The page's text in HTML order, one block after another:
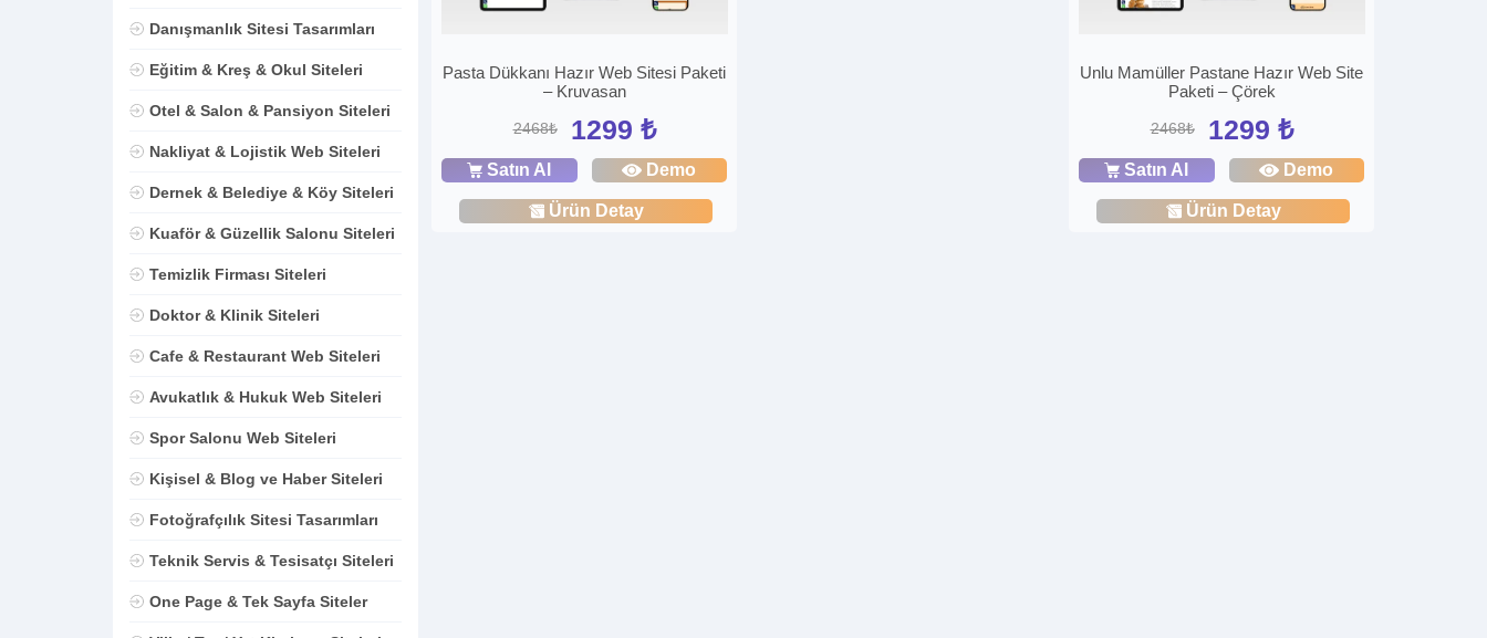
Danışmanlık Sitesi Tasarımları
Eğitim & Kreş & Okul Siteleri
Otel & Salon & Pansiyon Siteleri
Nakliyat & Lojistik Web Siteleri
Dernek & Belediye & Köy Siteleri
Kuaför & Güzellik Salonu Siteleri
Temizlik Firması Siteleri
Doktor & Klinik Siteleri
Cafe & Restaurant Web Siteleri
Avukatlık & Hukuk Web Siteleri
Spor Salonu Web Siteleri
Kişisel & Blog ve Haber Siteleri
Fotoğrafçılık Sitesi Tasarımları
Teknik Servis & Tesisatçı Siteleri
One Page & Tek Sayfa Siteler
Pasta Dükkanı Hazır Web Sitesi Paketi
– Kruvasan
2468₺ 1299 ₺
Satın Al Demo
Ürün Detay
Unlu Mamüller Pastane Hazır Web Site
Paketi – Çörek
2468₺ 1299 ₺
Satın Al Demo
Ürün Detay